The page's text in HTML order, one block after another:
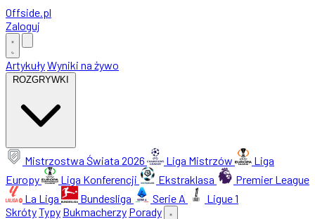
Offside.pl
Zaloguj
ArtykułyWyniki na żywo
ROZGRYWKI
Mistrzostwa Świata 2026 Liga Mistrzów
Liga
Europy
Liga Konferencji Ekstraklasa
Premier League
La Liga
Bundesliga Serie A
Ligue 1
SkrótyTypy Bukmacherzy Porady